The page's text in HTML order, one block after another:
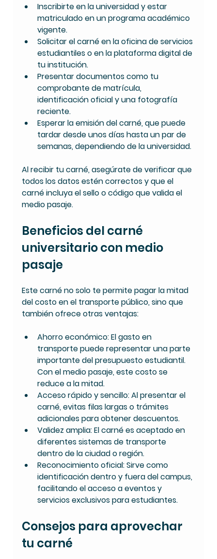
Inscribirte en la universidad y estar
matriculado en un programa académico
vigente.
Solicitar el carné en la oficina de servicios
estudiantiles o en la plataforma digital de
tu institución.
Presentar documentos como tu
comprobante de matrícula,
identificación oficial y una fotografía
reciente.
Esperar la emisión del carné, que puede
tardar desde unos días hasta un par de
semanas, dependiendo de la universidad.
Al recibir tu carné, asegúrate de verificar que
todos los datos estén correctos y que el
carné incluya el sello o código que valida el
medio pasaje.
Beneficios del carné
universitario con medio
pasaje
Este carné no solo te permite pagar la mitad
del costo en el transporte público, sino que
también ofrece otras ventajas:
Ahorro económico: El gasto en
transporte puede representar una parte
importante del presupuesto estudiantil.
Con el medio pasaje, este costo se
reduce a la mitad.
Acceso rápido y sencillo: Al presentar el
carné, evitas filas largas o trámites
adicionales para obtener descuentos.
Validez amplia: El carné es aceptado en
diferentes sistemas de transporte
dentro de la ciudad o región.
Reconocimiento oficial: Sirve como
identificación dentro y fuera del campus,
facilitando el acceso a eventos y
servicios exclusivos para estudiantes.
Consejos para aprovechar
tu carné